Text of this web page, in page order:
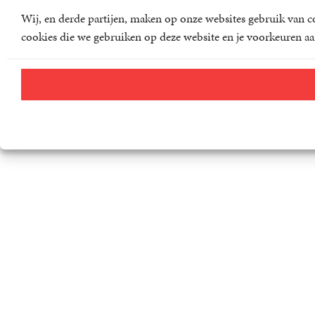
Wij, en derde partijen, maken op onze websites gebruik van
cookies die we gebruiken op deze website en je voorkeuren